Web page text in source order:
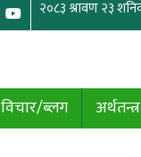
विचार/ब्लग अर्थतन्त्र